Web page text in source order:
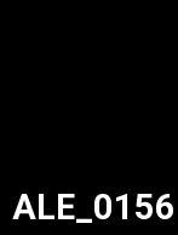
ALE_0156